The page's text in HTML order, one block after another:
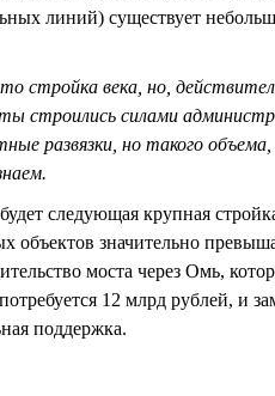
линий) существует
стройка века, но,
строились силами
развязки, но такого объема,
следующая крупная
объектов значительно
моста через Омь,
12 млрд рублей, и
поддержка.